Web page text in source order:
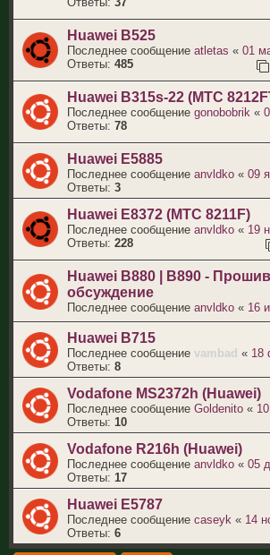
Huawei B525
Последнее сообщение atletas « 01
Ответы: 485
Huawei B315s-22 (МТС
Последнее сообщение gonobobrik «
Ответы: 78
Huawei E5885
Последнее сообщение anvldko « 09
Ответы: 3
Huawei E8372 (МТС 8211F)
Последнее сообщение anvldko « 19
Ответы: 228
Huawei B880 | B890 -
обсуждение
Последнее сообщение anvldko « 16
Huawei B715
Последнее сообщение vambad « 18
Ответы: 8
Vodafone MS2372h (Huawei)
Последнее сообщение Goldenito «
Ответы: 10
Vodafone R216h (Huawei)
Последнее сообщение anvldko « 05
Ответы: 17
Huawei E5787
Последнее сообщение caseyk « 14
Ответы: 6